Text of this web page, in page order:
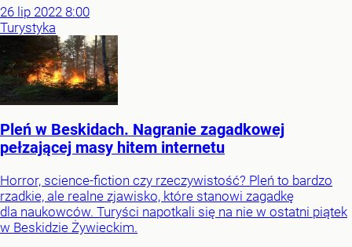
26 lip 2022 8:00
Turystyka
Pleń w Beskidach. Nagranie zagadkowej
pełzającej masy hitem internetu
Horror, science-fiction czy rzeczywistość? Pleń to bardzo
rzadkie, ale realne zjawisko, które stanowi zagadkę
dla naukowców. Turyści napotkali się na nie w ostatni piątek
w Beskidzie Żywieckim.